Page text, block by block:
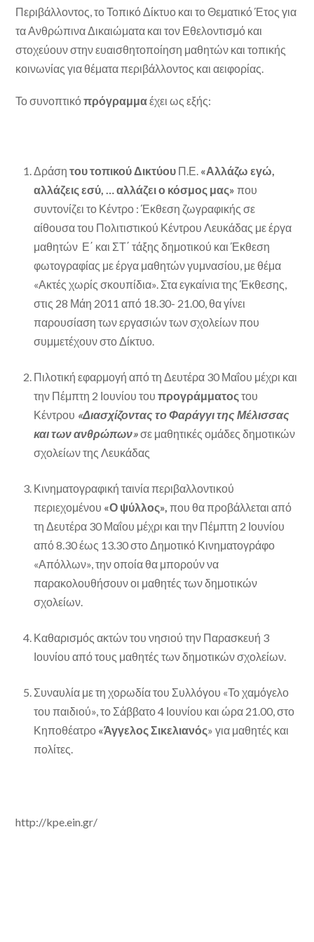
Περιβάλλοντος, το Τοπικό Δίκτυο και το Θεματικό Έτος για
τα Ανθρώπινα Δικαιώματα και τον Εθελοντισμό και
στοχεύουν στην ευαισθητοποίηση μαθητών και τοπικής
κοινωνίας για θέματα περιβάλλοντος και αειφορίας.
Το συνοπτικόπρόγραμμαέχει ως εξής:
Δράση του τοπικού Δικτύου Π.Ε. «Αλλάζω εγώ,
αλλάζεις εσύ, … αλλάζει ο κόσμος μας» που
συντονίζει το Κέντρο : Έκθεση ζωγραφικής σε
αίθουσα του Πολιτιστικού Κέντρου Λευκάδας με έργα
μαθητών Ε΄ και ΣΤ΄ τάξης δημοτικού και Έκθεση
φωτογραφίας με έργα μαθητών γυμνασίου, με θέμα
«Ακτές χωρίς σκουπίδια». Στα εγκαίνια της Έκθεσης,
στις 28 Μάη 2011 από 18.30- 21.00, θα γίνει
παρουσίαση των εργασιών των σχολείων που
συμμετέχουν στο Δίκτυο.
Πιλοτική εφαρμογή από τη Δευτέρα 30 Μαΐου μέχρι και
την Πέμπτη 2 Ιουνίου του προγράμματος του
Κέντρου «Διασχίζοντας το Φαράγγι της Μέλισσας
και των ανθρώπων»σε μαθητικές ομάδες δημοτικών
σχολείων της Λευκάδας
Κινηματογραφική ταινία περιβαλλοντικού
περιεχομένου «Ο ψύλλος», που θα προβάλλεται από
τη Δευτέρα 30 Μαΐου μέχρι και την Πέμπτη 2 Ιουνίου
από 8.30 έως 13.30 στο Δημοτικό Κινηματογράφο
«Απόλλων», την οποία θα μπορούν να
παρακολουθήσουν οι μαθητές των δημοτικών
σχολείων.
Καθαρισμός ακτών του νησιού την Παρασκευή 3
Ιουνίου από τους μαθητές των δημοτικών σχολείων.
Συναυλία με τη χορωδία του Συλλόγου «Το χαμόγελο
του παιδιού», το Σάββατο 4 Ιουνίου και ώρα 21.00, στο
Κηποθέατρο «Άγγελος Σικελιανός» για μαθητές και
πολίτες.
http://kpe.ein.gr/